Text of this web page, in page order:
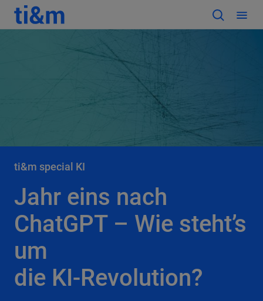
ti&m special KI
Jahr eins nach
ChatGPT – Wie steht’s
um
die KI-Revolution?